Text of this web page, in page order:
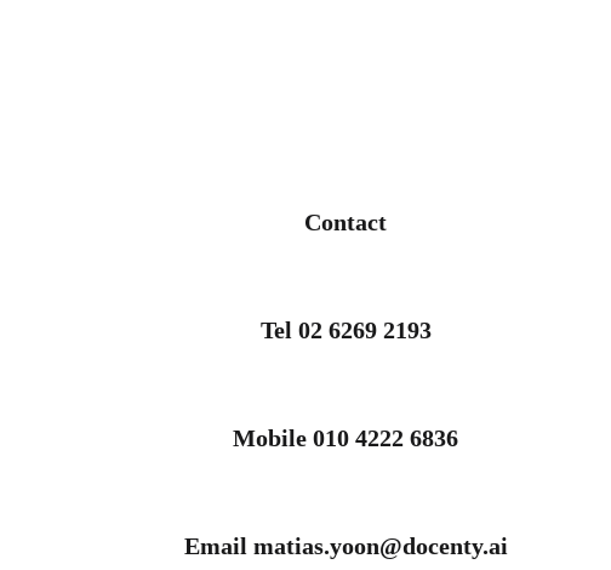
Contact
Tel 02 6269 2193
Mobile 010 4222 6836
Email matias.yoon@docenty.ai